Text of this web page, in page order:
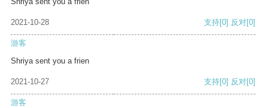
2021-10-28 支持[0] 反对[0]
游客
Shriya sent you a frien
2021-10-27 支持[0] 反对[0]
游客